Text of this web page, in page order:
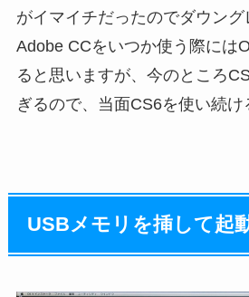
がイマイチだったのでダウング
Adobe CCをいつか使う際には
ると思いますが、今のところ
ぎるので、当面CS6を使い続け
USBメモリを挿して起